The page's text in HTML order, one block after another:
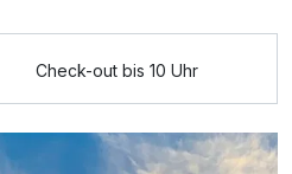
Check-out bis 10 Uhr